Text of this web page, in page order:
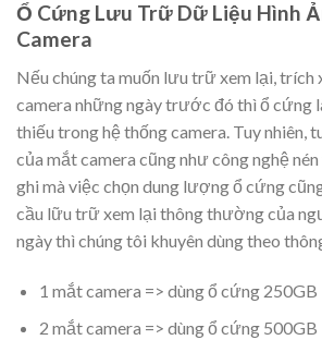
Ổ Cứng Lưu Trữ Dữ Liệu Hình
Camera
Nếu chúng ta muốn lưu trữ xem lại, trích
camera những ngày trước đó thì ổ cứng
thiếu trong hệ thống camera. Tuy nhiên,
của mắt camera cũng như công nghệ
ghi mà việc chọn dung lượng ổ cứng
cầu lữu trữ xem lại thông thường của
ngày thì chúng tôi khuyên dùng theo
1 mắt camera => dùng ổ cứng 250GB
2 mắt camera => dùng ổ cứng 500GB